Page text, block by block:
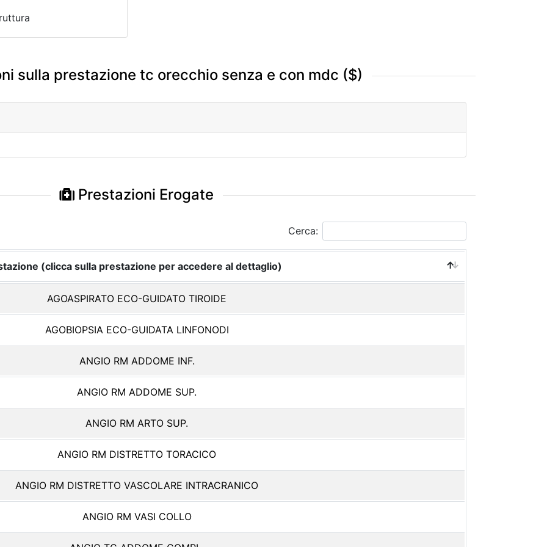
sulla prestazione tc orecchio senza e con mdc ($)
Prestazioni Erogate
Cerca:
(clicca sulla prestazione per accedere al dettaglio)
AGOASPIRATO ECO-GUIDATO TIROIDE
AGOBIOPSIA ECO-GUIDATA LINFONODI
ANGIO RM ADDOME INF.
ANGIO RM ADDOME SUP.
ANGIO RM ARTO SUP.
ANGIO RM DISTRETTO TORACICO
ANGIO RM DISTRETTO VASCOLARE INTRACRANICO
ANGIO RM VASI COLLO